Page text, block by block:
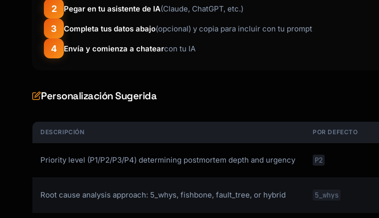
2 Pegar en tu asistente de IA(Claude, ChatGPT, etc.)
3 Completa tus datos abajo(opcional) y copia para incluir con tu prompt
4 Envía y comienza a chatearcon tu IA
Personalización Sugerida
DESCRIPCIÓN POR DEFECTO
Priority level (P1/P2/P3/P4) determining postmortem depth and urgency P2
Root cause analysis approach: 5_whys, fishbone, fault_tree, or hybrid 5_whys